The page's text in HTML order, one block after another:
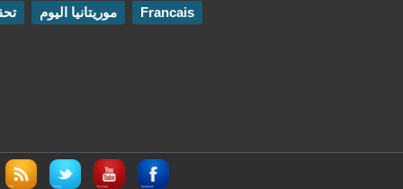
موريتانيا اليوم تحقيقات